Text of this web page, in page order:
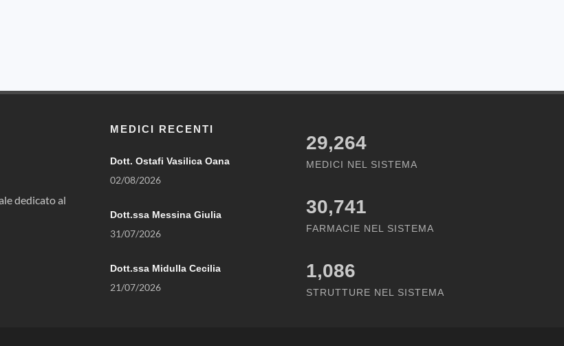
dedicato al
MEDICI RECENTI
Dott. Ostafi Vasilica Oana
02/08/2026
Dott.ssa Messina Giulia
31/07/2026
Dott.ssa Midulla Cecilia
21/07/2026
29,264
MEDICI NEL SISTEMA
30,741
FARMACIE NEL SISTEMA
1,086
STRUTTURE NEL SISTEMA